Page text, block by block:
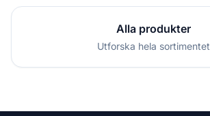
Alla produkter
Utforska hela sortimentet